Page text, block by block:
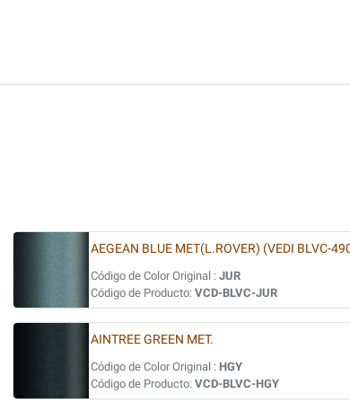
AEGEAN BLUE MET(L.ROVER) (VEDI BLVC-
Código de Color Original : JUR
Código de Producto: VCD-BLVC-JUR
AINTREE GREEN MET.
Código de Color Original : HGY
Código de Producto: VCD-BLVC-HGY